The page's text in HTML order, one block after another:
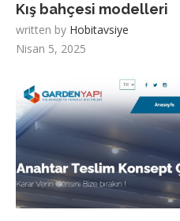
Kış bahçesi modelleri
written by Hobitavsiye
Nisan 5, 2025